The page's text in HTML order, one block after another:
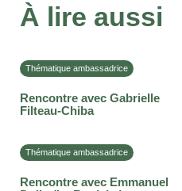
À lire aussi
Thématique ambassadrice
Rencontre avec Gabrielle
Filteau-Chiba
Thématique ambassadrice
Rencontre avec Emmanuel